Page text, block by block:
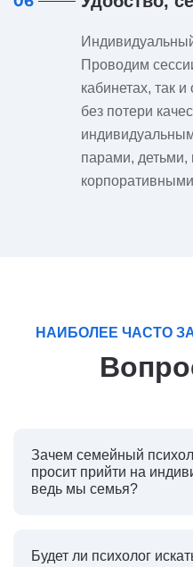
Проводим
кабинетах, так
без потери
парами, детьми,
НАИБОЛЕЕ ЧАСТО
Зачем семейный
просит прийти на
ведь мы семья?
Будет ли психолог